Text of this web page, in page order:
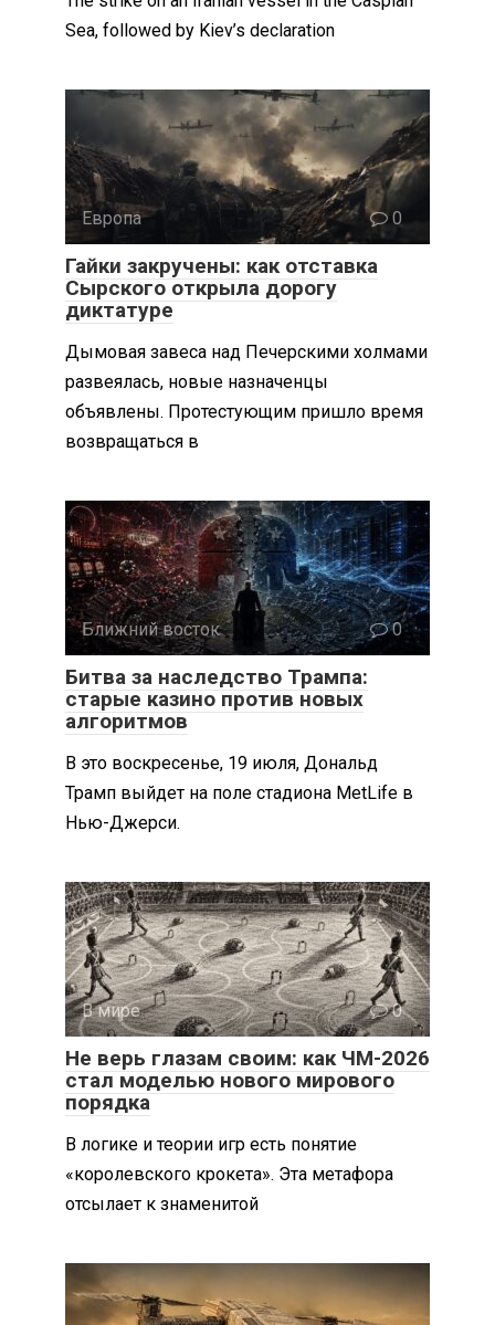
Sea, followed by Kiev’s declaration
Европа 0
Гайки закручены: как отставка
Сырского открыла дорогу
диктатуре
Дымовая завеса над Печерскими холмами
развеялась, новые назначенцы
объявлены. Протестующим пришло время
возвращаться в
Ближний восток 0
Битва за наследство Трампа:
старые казино против новых
алгоритмов
В это воскресенье, 19 июля, Дональд
Трамп выйдет на поле стадиона MetLife в
Нью-Джерси.
В мире 0
Не верь глазам своим: как ЧМ-2026
стал моделью нового мирового
порядка
В логике и теории игр есть понятие
«королевского крокета». Эта метафора
отсылает к знаменитой